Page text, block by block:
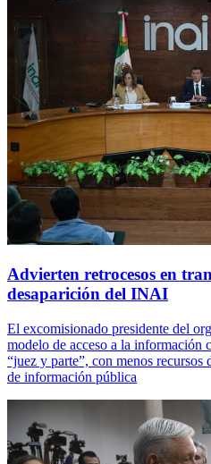
Advierten retrocesos en
desaparición del INAI
El excomisionado presidente del
modelo de acceso a la información
“juez y parte”, con menos recursos
de información pública